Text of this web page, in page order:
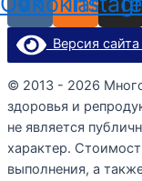
Версия
© 2013 - 2026
здоровья и
не является
характер.
выполнения, а